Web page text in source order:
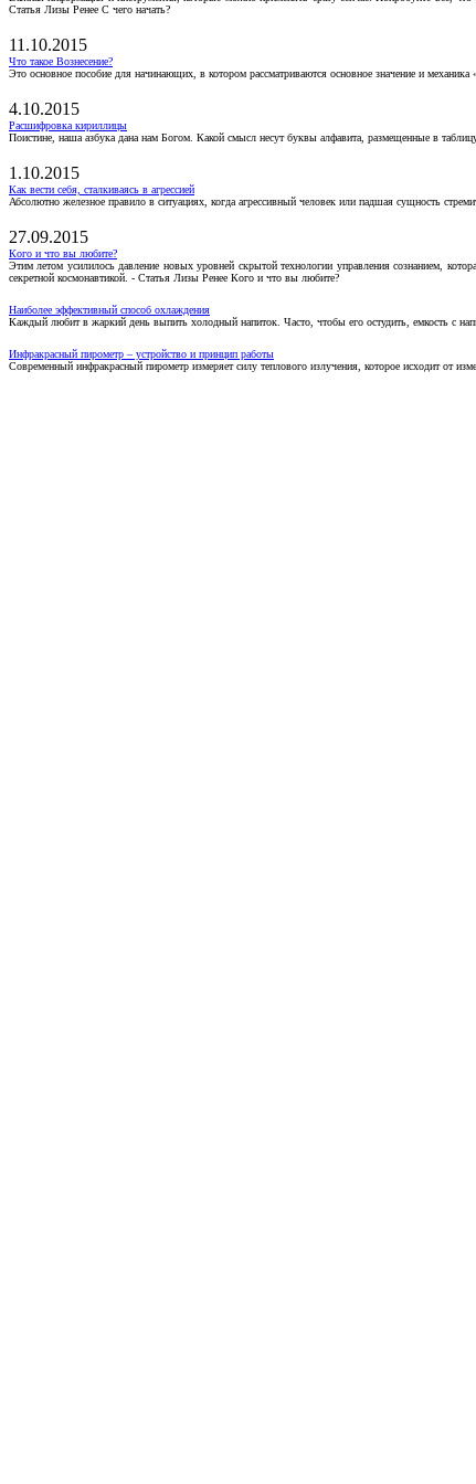
Статья Лизы Ренее С чего начать?
11.10.2015
Что такое Вознесение?
Это основное пособие для начинающих, в котором рассматриваются основное значение и
4.10.2015
Расшифровка кириллицы
Поистине, наша азбука дана нам Богом. Какой смысл несут буквы алфавита, размещенные в
1.10.2015
Как вести себя, сталкиваясь в агрессией
Абсолютно железное правило в ситуациях, когда агрессивный человек или падшая сущность
27.09.2015
Кого и что вы любите?
Этим летом усилилось давление новых уровней скрытой технологии управления сознанием,
секретной космонавтикой. - Статья Лизы Ренее Кого и что вы любите?
Наиболее эффективный способ охлаждения
Каждый любит в жаркий день выпить холодный напиток. Часто, чтобы его остудить, емкость с
Инфракрасный пирометр – устройство и принцип работы
Современный инфракрасный пирометр измеряет силу теплового излучения, которое исходит от